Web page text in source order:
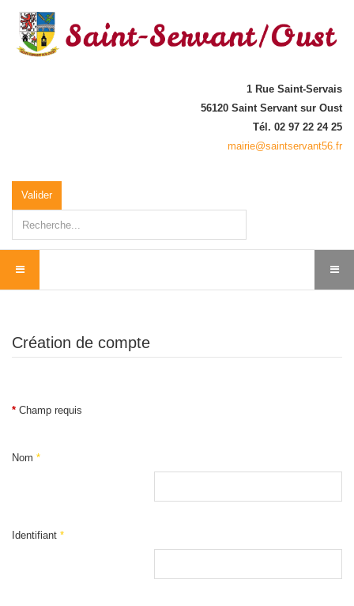
1 Rue Saint-Servais
56120 Saint Servant sur Oust
Tél. 02 97 22 24 25
mairie@saintservant56.fr
Valider
Création de compte
* Champ requis
Nom *
Identifiant *